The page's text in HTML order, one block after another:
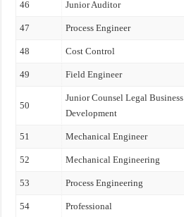
46 Junior Auditor
47 Process Engineer
48 Cost Control
49 Field Engineer
50
Junior Counsel Legal Business
Development
51 Mechanical Engineer
52 Mechanical Engineering
53 Process Engineering
54 Professional